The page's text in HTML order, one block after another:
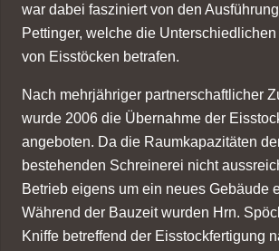
war dabei fasziniert von den
Pettinger, welche die
von Eisstöcken betrafen.
Nach mehrjähriger partnerschaftlicher
wurde 2006 die Übernahme der
angeboten. Da die Raumkapazitäten
bestehenden Schreinerei nicht
Betrieb eigens um ein neues Gebäude
Während der Bauzeit wurden Hrn.
Kniffe betreffend der Eisstockfertigung